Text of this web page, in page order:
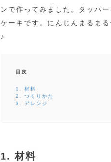
ンで作ってみました。タッパ
ケーキです。にんじんまるま
♪
目次
1. 材料
2. つくりかた
3. アレンジ
1. 材料